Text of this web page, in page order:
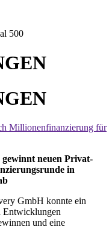
Millionenfinanzierung für
neuen Privat-
in
GmbH konnte ein
Entwicklungen
und eine